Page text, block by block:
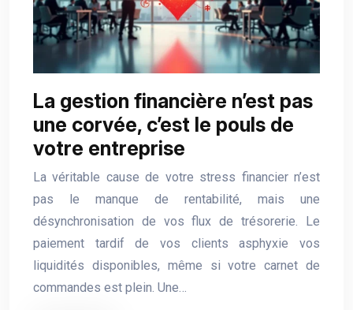
La gestion financière n’est pas
une corvée, c’est le pouls de
votre entreprise
La véritable cause de votre stress financier n’est
pas le manque de rentabilité, mais une
désynchronisation de vos flux de trésorerie. Le
paiement tardif de vos clients asphyxie vos
liquidités disponibles, même si votre carnet de
commandes est plein. Une…